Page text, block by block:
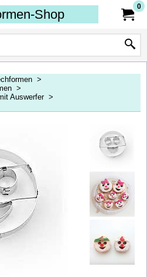
Shop
0
>
>
Auswerfer>